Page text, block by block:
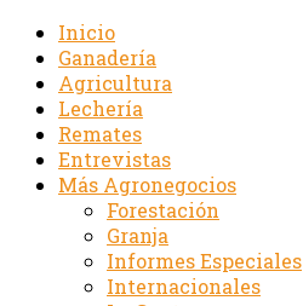
Inicio
Ganadería
Agricultura
Lechería
Remates
Entrevistas
Más Agronegocios
Forestación
Granja
Informes Especiales
Internacionales